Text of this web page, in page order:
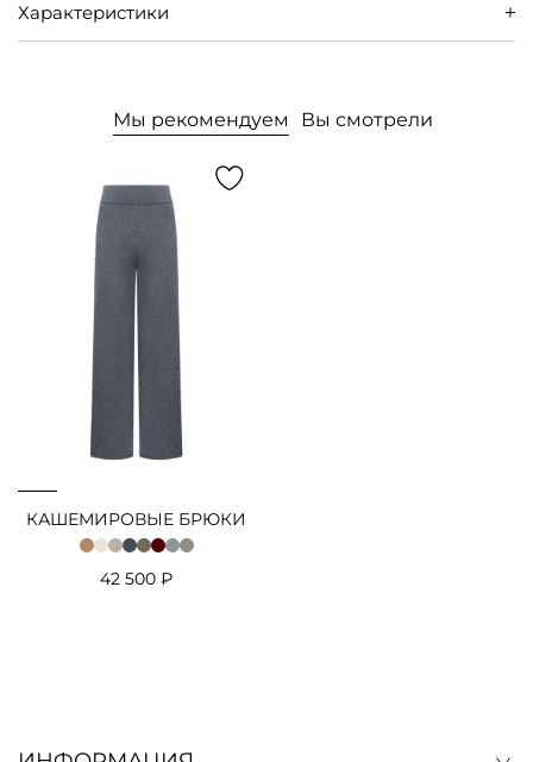
Характеристики
Мы рекомендуем Вы смотрели
КАШЕМИРОВЫЕ БРЮКИ
42 500 ₽